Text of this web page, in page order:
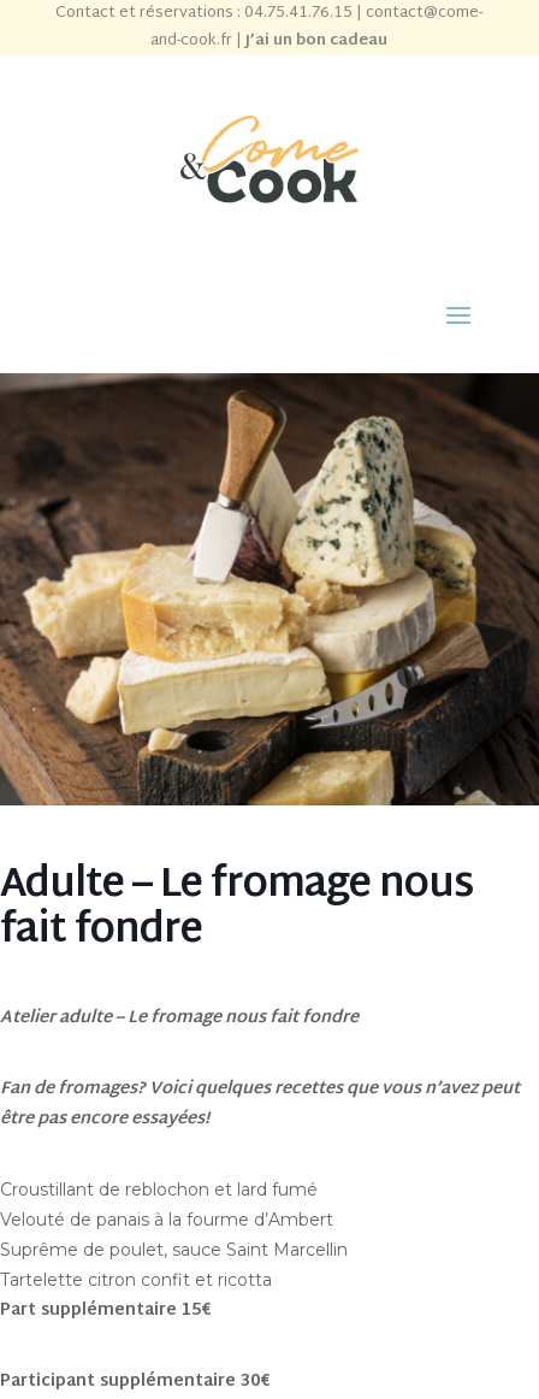
Contact et réservations : 04.75.41.76.15 | contact@come-
and-cook.fr|J’ai un bon cadeau
Adulte – Le fromage nous
fait fondre
Atelier adulte – Le fromage nous fait fondre
Fan de fromages? Voici quelques recettes que vous n’avez peut
être pas encore essayées!
Croustillant de reblochon et lard fumé
Velouté de panais à la fourme d’Ambert
Suprême de poulet, sauce Saint Marcellin
Tartelette citron confit et ricotta
Part supplémentaire 15€
Participant supplémentaire 30€